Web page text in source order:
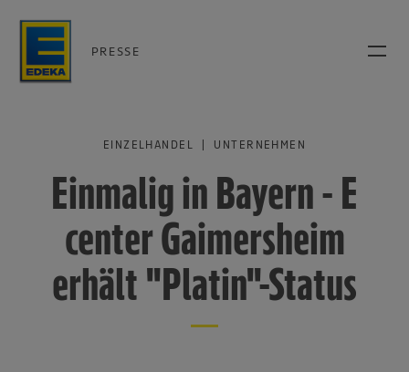
PRESSE
EINZELHANDEL | UNTERNEHMEN
Einmalig in Bayern - E
center Gaimersheim
erhält "Platin"-Status